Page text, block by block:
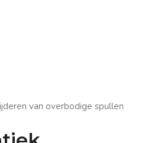
van overbodige spullen